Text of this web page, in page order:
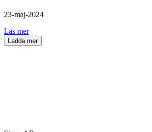
23-maj-2024
Läs mer
Ladda mer